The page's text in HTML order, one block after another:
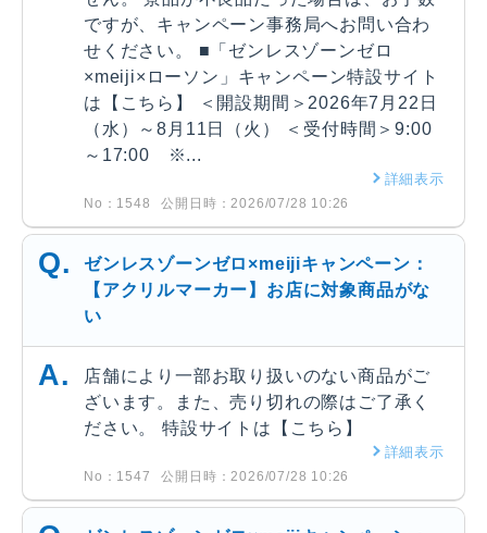
ですが、キャンペーン事務局へお問い合わ
せください。 ■「ゼンレスゾーンゼロ
×meiji×ローソン」キャンペーン特設サイト
は【こちら】 ＜開設期間＞2026年7月22日
（水）～8月11日（火） ＜受付時間＞9:00
～17:00 ※...
詳細表示
No：1548 公開日時：2026/07/28 10:26
ゼンレスゾーンゼロ×meijiキャンペーン：
【アクリルマーカー】お店に対象商品がな
い
店舗により一部お取り扱いのない商品がご
ざいます。また、売り切れの際はご了承く
ださい。 特設サイトは【こちら】
詳細表示
No：1547 公開日時：2026/07/28 10:26